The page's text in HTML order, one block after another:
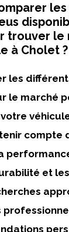
trouver le
à Cholet ?
les
le marché
compte
et